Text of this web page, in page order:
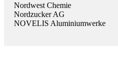
Nordwest Chemie
Nordzucker AG
NOVELIS Aluminiumwerke